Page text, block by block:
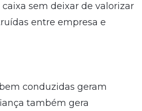
caixa sem deixar de valorizar
entre empresa e
conduzidas geram
também gera